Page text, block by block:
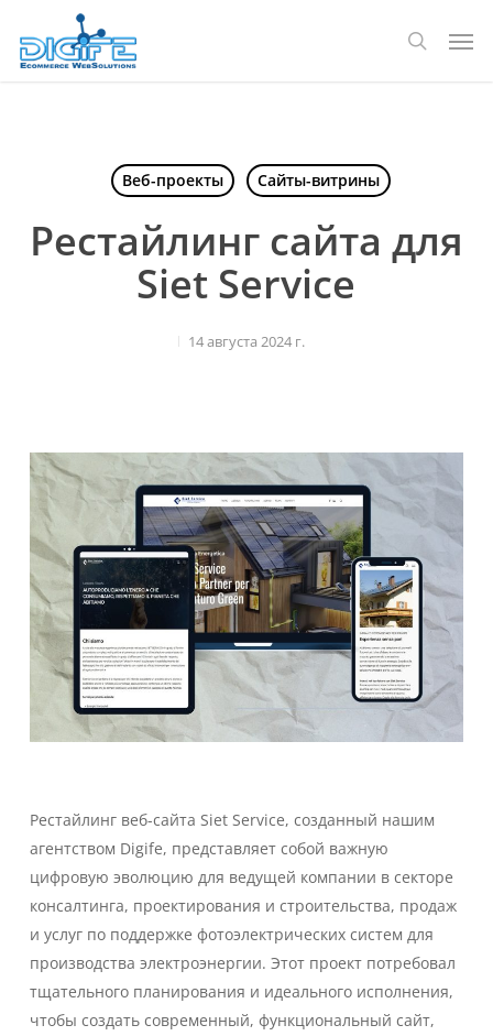
основному
поиск
Веб-проекты Сайты-витрины
Рестайлинг сайта для
Siet Service
14 августа 2024 г.
Рестайлинг веб-сайта Siet Service, созданный нашим
агентством Digife, представляет собой важную
цифровую эволюцию для ведущей компании в секторе
консалтинга, проектирования и строительства, продаж
и услуг по поддержке фотоэлектрических систем для
производства электроэнергии. Этот проект потребовал
тщательного планирования и идеального исполнения,
чтобы создать современный, функциональный сайт,